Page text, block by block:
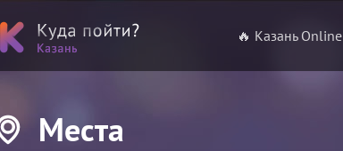
🔥 Казань Online
Места